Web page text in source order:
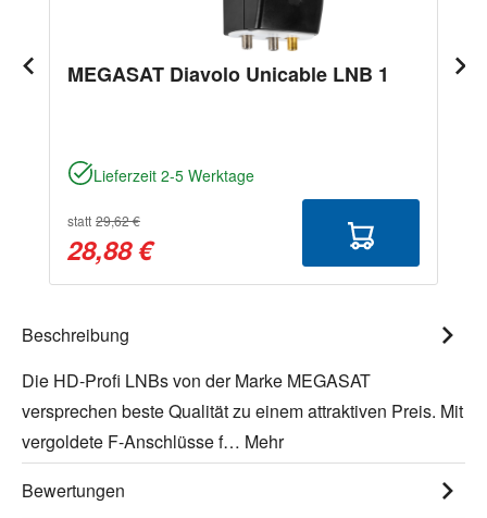
MEGASAT Diavolo Unicable LNB 1
Lieferzeit 2-5 Werktage
statt 29,62 €
28,88 €
Beschreibung
Die HD-Profi LNBs von der Marke MEGASAT
versprechen beste Qualität zu einem attraktiven Preis. Mit
vergoldete F-Anschlüsse f… Mehr
Bewertungen